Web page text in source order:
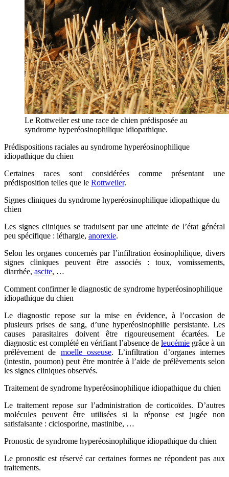
Le Rottweiler est une race de chien prédisposée au
syndrome hyperéosinophilique idiopathique.
Prédispositions raciales au syndrome hyperéosinophilique
idiopathique du chien
Certaines races sont considérées comme présentant une
prédisposition telles que le Rottweiler.
Signes cliniques du syndrome hyperéosinophilique idiopathique du
chien
Les signes cliniques se traduisent par une atteinte de l’état général
peu spécifique : léthargie, anorexie.
Selon les organes concernés par l’infiltration éosinophilique, divers
signes cliniques peuvent être associés : toux, vomissements,
diarrhée, ascite, …
Comment confirmer le diagnostic de syndrome hyperéosinophilique
idiopathique du chien
Le diagnostic repose sur la mise en évidence, à l’occasion de
plusieurs prises de sang, d’une hyperéosinophilie persistante. Les
causes parasitaires doivent être rigoureusement écartées. Le
diagnostic est complété en vérifiant l’absence de leucémie grâce à un
prélèvement de moelle osseuse. L’infiltration d’organes internes
(intestin, poumon) peut être montrée à l’aide de prélèvements selon
les signes cliniques observés.
Traitement de syndrome hyperéosinophilique idiopathique du chien
Le traitement repose sur l’administration de corticoïdes. D’autres
molécules peuvent être utilisées si la réponse est jugée non
satisfaisante : ciclosporine, mastinibe, …
Pronostic de syndrome hyperéosinophilique idiopathique du chien
Le pronostic est réservé car certaines formes ne répondent pas aux
traitements.